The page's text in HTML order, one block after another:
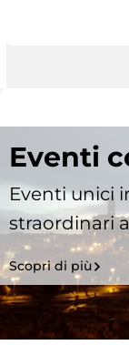
Eventi
Eventi unici
straordinari
Scopri di più